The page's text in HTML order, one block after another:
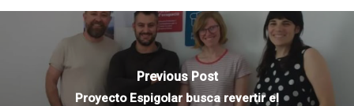
Previous Post
Proyecto Espigolar busca revertir el